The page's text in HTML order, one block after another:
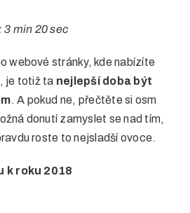
3 min 20 sec
webové stránky, kde nabízíte
je totiž ta nejlepší doba být
. A pokud ne, přečtěte si osm
donutí zamyslet se nad tím,
roste to nejsladší ovoce.
k roku 2018